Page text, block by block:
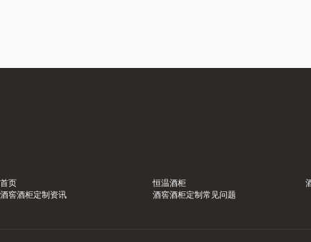
首页 恒温酒柜
酒窖酒柜定制资讯
酒窖酒柜定制常见问题